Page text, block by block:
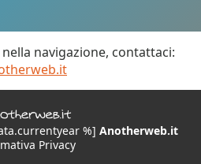
navigazione, contattaci:
%] Anotherweb.it
Privacy